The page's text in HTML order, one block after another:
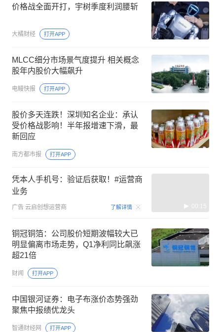
价格战全面开打，宇树季度利润腰斩
大橘财经 打开APP
MLCC细分市场景气度提升 相关概念
股年内股价大幅飙升
电鳗快报 打开APP
股价多天连跌！深圳知名企业：承认
受价格战影响！半年报增速下滑，最
新回应
南方都市报 打开APP
凭本人手机号：验证后获取！#运营商
业务
广告 云启创想运营商 了解详情 00:15
铜冠铜箔：公司股价短期波幅较大已
明显偏离市场走势，Q1净利同比飙涨
超21倍
财闻 打开APP
中国银河证券：电子布涨价态势强劲
聚焦中报绩优龙头
智通财经网 打开APP